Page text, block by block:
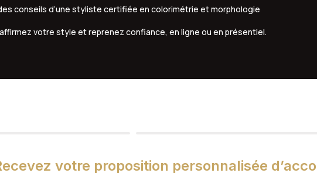
conseils d’une styliste certifiée en colorimétrie et morphologie
votre style et reprenez confiance, en ligne ou en présentiel.